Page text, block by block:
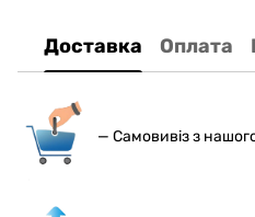
Доставка Оплата
— Самовивіз з